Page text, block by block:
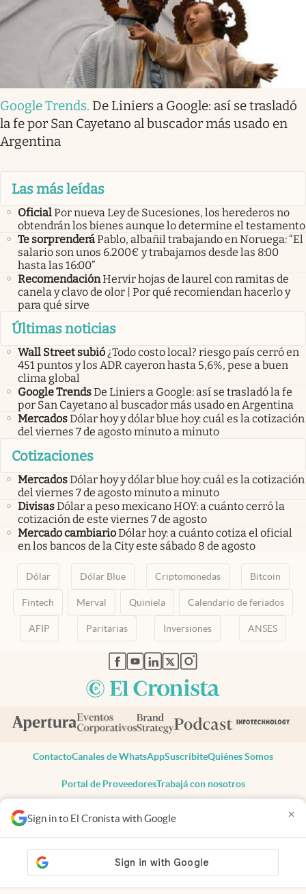
Sign in to El Cronista with Google ×
Google Trends. De Liniers a Google: así se trasladó
la fe por San Cayetano al buscador más usado en
Argentina
Las más leídas
OficialPor nueva Ley de Sucesiones, los herederos no
obtendrán los bienes aunque lo determine el testamento
Te sorprenderáPablo, albañil trabajando en Noruega: “El
salario son unos 6.200€ y trabajamos desde las 8:00
hasta las 16:00”
RecomendaciónHervir hojas de laurel con ramitas de
canela y clavo de olor | Por qué recomiendan hacerlo y
para qué sirve
Últimas noticias
Wall Street subió¿Todo costo local? riesgo país cerró en
451 puntos y los ADR cayeron hasta 5,6%, pese a buen
clima global
Google TrendsDe Liniers a Google: así se trasladó la fe
por San Cayetano al buscador más usado en Argentina
MercadosDólar hoy y dólar blue hoy: cuál es la cotización
del viernes 7 de agosto minuto a minuto
Cotizaciones
MercadosDólar hoy y dólar blue hoy: cuál es la cotización
del viernes 7 de agosto minuto a minuto
DivisasDólar a peso mexicano HOY: a cuánto cerró la
cotización de este viernes 7 de agosto
Mercado cambiarioDólar hoy: a cuánto cotiza el oficial
en los bancos de la City este sábado 8 de agosto
Dólar Dólar Blue Criptomonedas Bitcoin
Fintech Merval Quiniela Calendario de feriados
AFIP Paritarias Inversiones ANSES
abre en nueva pestaña
abre en nueva pestaña
abre en nueva pestaña
abre en nueva pestaña
abre en nueva pestaña
ContactoCanales de WhatsAppSuscribiteQuiénes Somos
Portal de ProveedoresTrabajá con nosotros
Todos los derechos reservados
Privacidad
Consentimiento
Tel:+54 11 7078-3270